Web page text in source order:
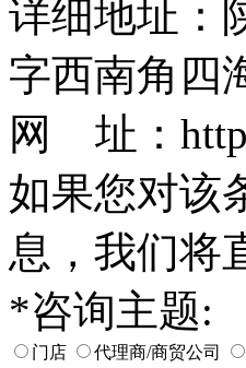
详细地址：
字西南角四
网 址：
如果您对该
息，我们将
*咨询主题:
门店 代理商/商贸公司